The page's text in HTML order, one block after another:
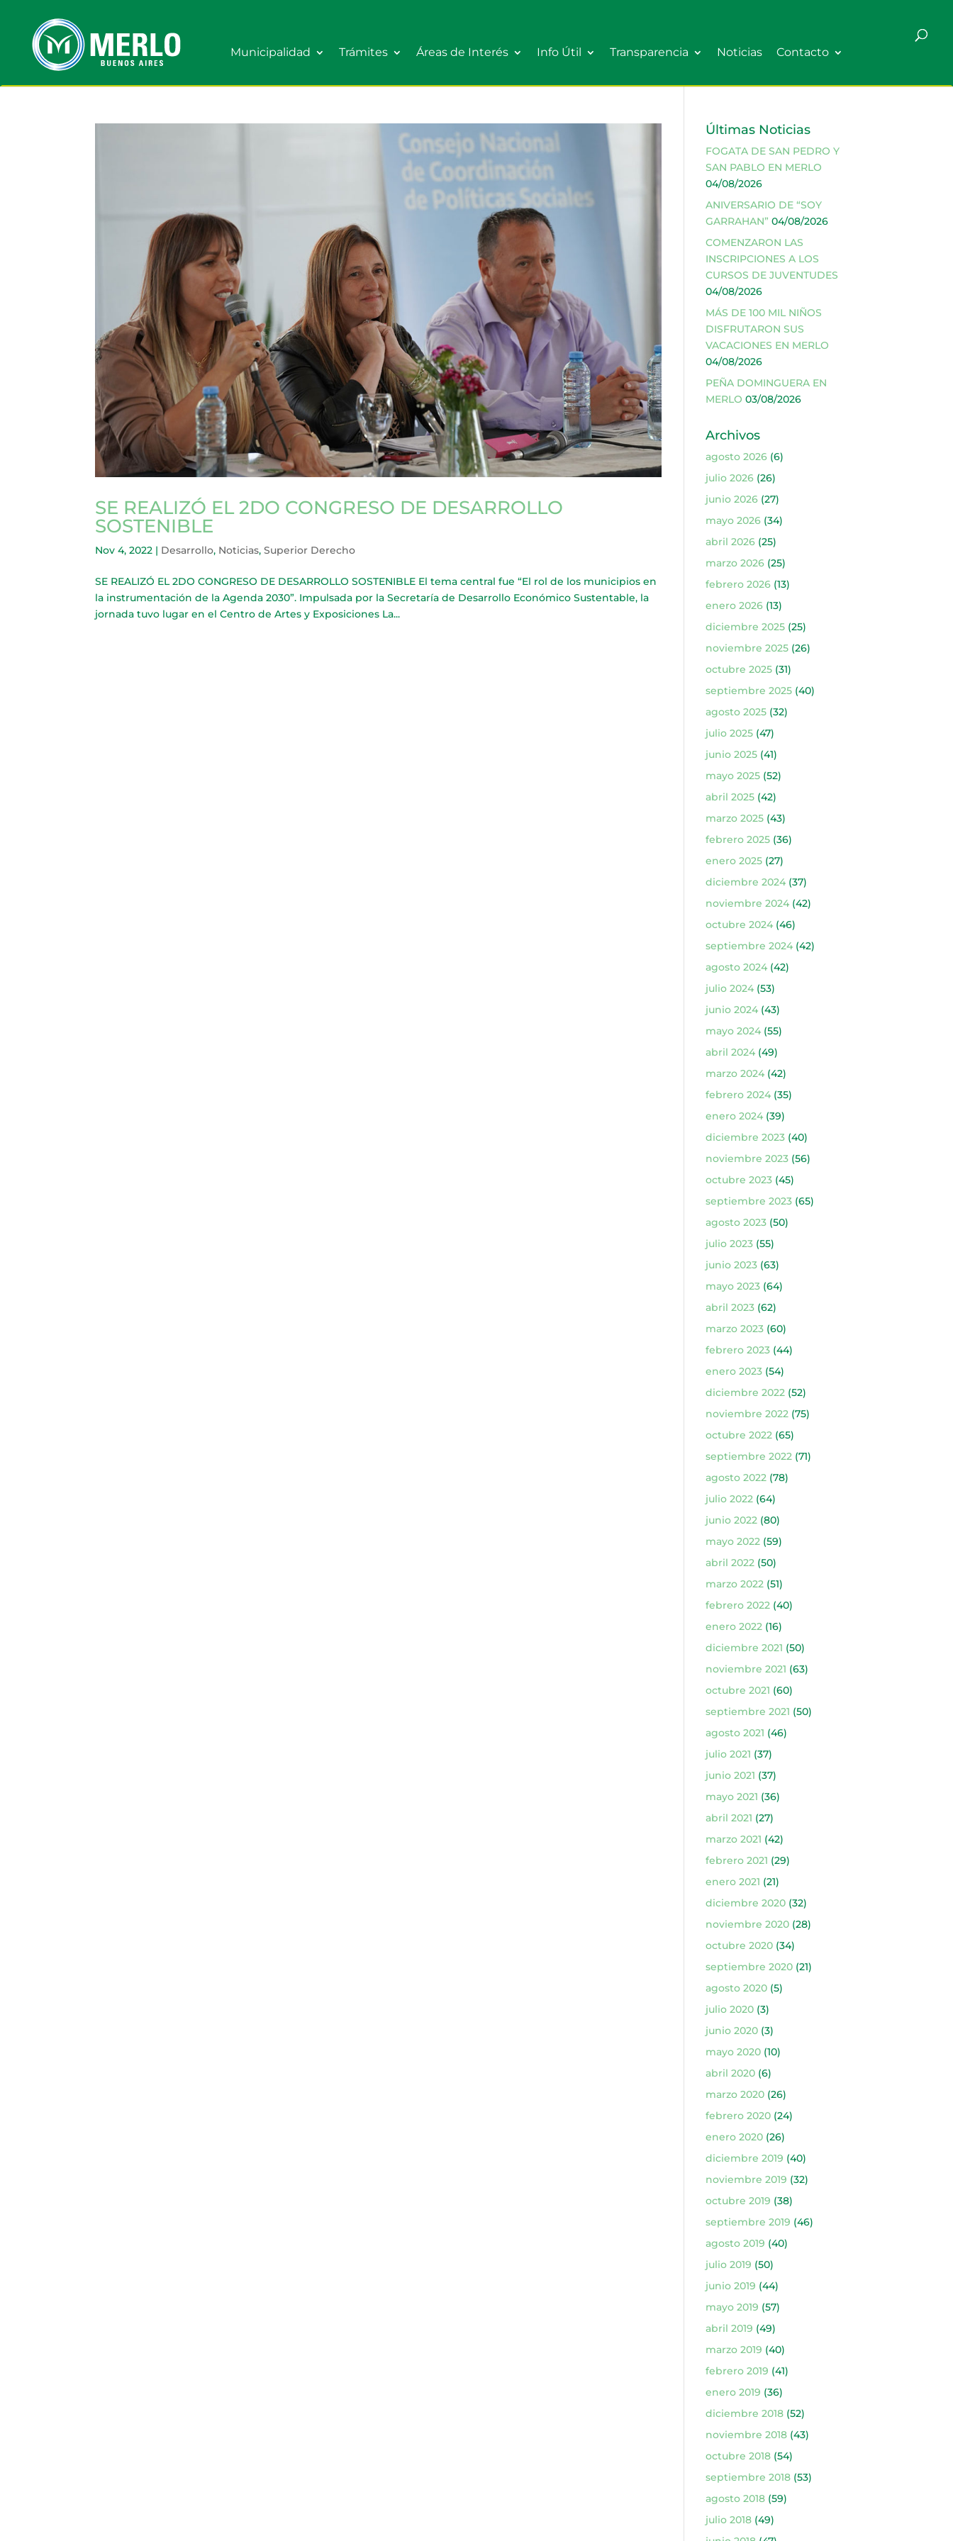
Municipalidad Trámites Áreas de Interés Info Útil Transparencia Noticias Contacto
SE REALIZÓ EL 2DO CONGRESO DE DESARROLLO
SOSTENIBLE
Nov 4, 2022 | Desarrollo, Noticias,Superior Derecho
SE REALIZÓ EL 2DO CONGRESO DE DESARROLLO SOSTENIBLE El tema central fue “El rol de los municipios en
la instrumentación de la Agenda 2030”. Impulsada por la Secretaría de Desarrollo Económico Sustentable, la
jornada tuvo lugar en el Centro de Artes y Exposiciones La...
Últimas Noticias
FOGATA DE SAN PEDRO Y
SAN PABLO EN MERLO
04/08/2026
ANIVERSARIO DE “SOY
GARRAHAN” 04/08/2026
COMENZARON LAS
INSCRIPCIONES A LOS
CURSOS DE JUVENTUDES
04/08/2026
MÁS DE 100 MIL NIÑOS
DISFRUTARON SUS
VACACIONES EN MERLO
04/08/2026
PEÑA DOMINGUERA EN
MERLO 03/08/2026
Archivos
agosto 2026(6)
julio 2026(26)
junio 2026(27)
mayo 2026(34)
abril 2026(25)
marzo 2026(25)
febrero 2026(13)
enero 2026(13)
diciembre 2025(25)
noviembre 2025(26)
octubre 2025(31)
septiembre 2025(40)
agosto 2025(32)
julio 2025(47)
junio 2025(41)
mayo 2025(52)
abril 2025(42)
marzo 2025(43)
febrero 2025(36)
enero 2025(27)
diciembre 2024(37)
noviembre 2024(42)
octubre 2024(46)
septiembre 2024(42)
agosto 2024(42)
julio 2024(53)
junio 2024(43)
mayo 2024(55)
abril 2024(49)
marzo 2024(42)
febrero 2024(35)
enero 2024(39)
diciembre 2023(40)
noviembre 2023(56)
octubre 2023(45)
septiembre 2023(65)
agosto 2023(50)
julio 2023(55)
junio 2023(63)
mayo 2023(64)
abril 2023(62)
marzo 2023(60)
febrero 2023(44)
enero 2023(54)
diciembre 2022(52)
noviembre 2022(75)
octubre 2022(65)
septiembre 2022(71)
agosto 2022(78)
julio 2022(64)
junio 2022(80)
mayo 2022(59)
abril 2022(50)
marzo 2022(51)
febrero 2022(40)
enero 2022(16)
diciembre 2021 (50)
noviembre 2021 (63)
octubre 2021 (60)
septiembre 2021 (50)
agosto 2021 (46)
julio 2021 (37)
junio 2021 (37)
mayo 2021 (36)
abril 2021 (27)
marzo 2021 (42)
febrero 2021 (29)
enero 2021 (21)
diciembre 2020(32)
noviembre 2020(28)
octubre 2020(34)
septiembre 2020(21)
agosto 2020(5)
julio 2020(3)
junio 2020(3)
mayo 2020(10)
abril 2020(6)
marzo 2020(26)
febrero 2020(24)
enero 2020(26)
diciembre 2019 (40)
noviembre 2019 (32)
octubre 2019 (38)
septiembre 2019 (46)
agosto 2019 (40)
julio 2019 (50)
junio 2019 (44)
mayo 2019 (57)
abril 2019 (49)
marzo 2019 (40)
febrero 2019 (41)
enero 2019 (36)
diciembre 2018(52)
noviembre 2018(43)
octubre 2018(54)
septiembre 2018(53)
agosto 2018(59)
julio 2018(49)